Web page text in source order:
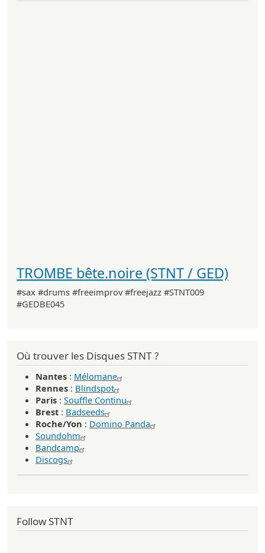
TROMBE bête.noire (STNT / GED)
#sax #drums #freeimprov #freejazz #STNT009
#GEDBE045
Où trouver les Disques STNT ?
Nantes : Mélomane
Rennes : Blindspot
Paris : Souffle Continu
Brest : Badseeds
Roche/Yon : Domino Panda
Soundohm
Bandcamp
Discogs
Follow STNT